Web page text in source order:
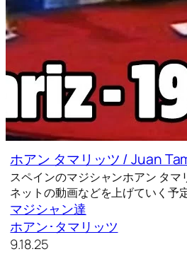
ホアン タマリッツ / Juan
スペインのマジシャンホアン タマ
ネットの動画などを上げていく予
マジシャン達
ホアン･タマリッツ
9.18.25